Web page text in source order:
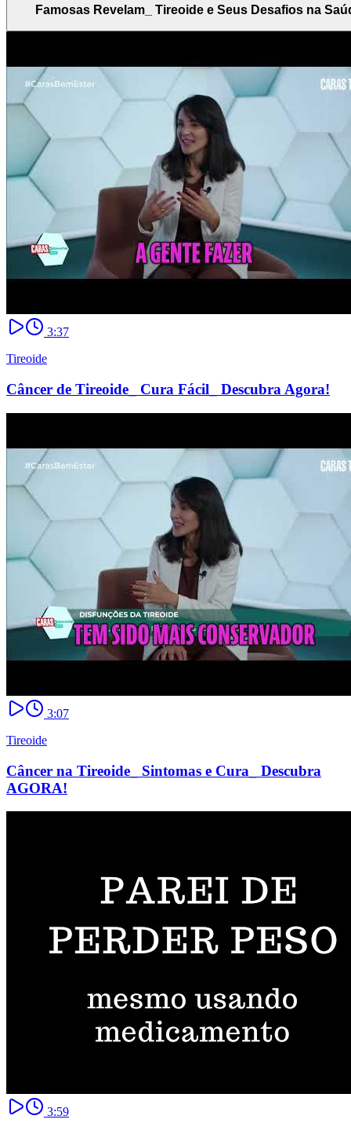
Famosas Revelam_ Tireoide e Seus Desafios na
3:37
Tireoide
Câncer de Tireoide_ Cura Fácil_ Descubra Agora!
3:07
Tireoide
Câncer na Tireoide_ Sintomas e Cura_ Descubra
AGORA!
3:59